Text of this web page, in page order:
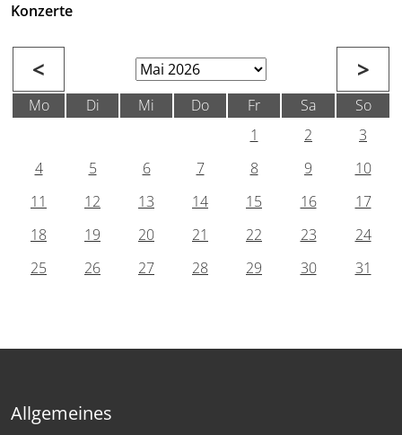
Konzerte
< >
Mo Di Mi Do Fr Sa
So
1
2
3
4
5 6 7 8 9
10
11
12 13 14 15 16
17
18
19 20 21 22 23
24
25
26 27 28 29 30 31
Allgemeines